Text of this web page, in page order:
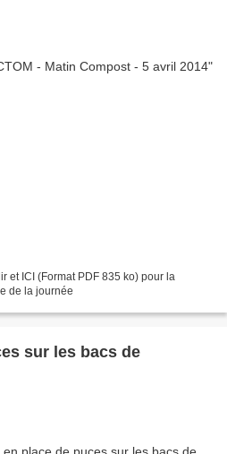
et ICI (Format PDF 835 ko) pour la
de la journée
sur les bacs de